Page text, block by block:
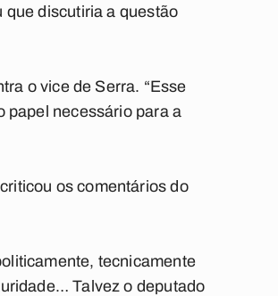
que discutiria a questão
o vice de Serra. “Esse
papel necessário para a
os comentários do
tecnicamente
Talvez o deputado